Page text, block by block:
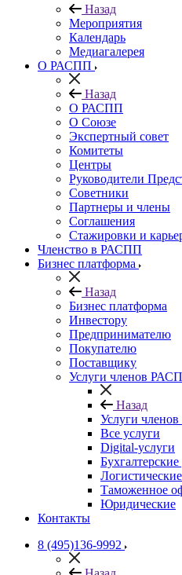
Назад
Мероприятия
Календарь
Медиагалерея
О РАСПП
Назад
О РАСПП
О Союзе
Экспертный совет
Комитеты
Центры
Руководители
Советники
Партнеры и члены
Соглашения
Стажировки и
Членство в РАСПП
Бизнес платформа
Назад
Бизнес платформа
Инвестору
Предпринимателю
Покупателю
Поставщику
Услуги членов
Назад
Услуги
Все услуги
Digital-услуги
Бухгалтерские
Логистические
Таможенное
Юридические
Контакты
8 (495)136-9992